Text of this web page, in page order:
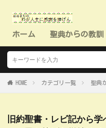
ホーム 聖典からの教訓
HOME カテゴリ一覧 聖典
旧約聖書・レビ記から